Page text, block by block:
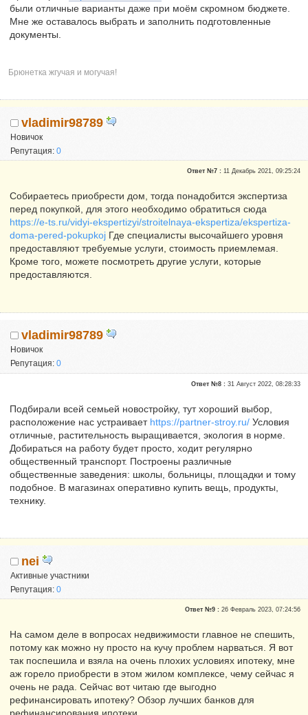
были отличные варианты даже при моём скромном бюджете.
Мне же оставалось выбрать и заполнить подготовленные
документы.
Брюнетка жгучая и могучая!
vladimir98789
Новичок
Репутация:0
Ответ №7 :11 Декабрь 2021, 09:25:24
Собираетесь приобрести дом, тогда понадобится экспертиза
перед покупкой, для этого необходимо обратиться сюда
https://e-ts.ru/vidyi-ekspertizyi/stroitelnaya-ekspertiza/ekspertiza-
doma-pered-pokupkoj Где специалисты высочайшего уровня
предоставляют требуемые услуги, стоимость приемлемая.
Кроме того, можете посмотреть другие услуги, которые
предоставляются.
vladimir98789
Новичок
Репутация:0
Ответ №8 :31 Август 2022, 08:28:33
Подбирали всей семьей новостройку, тут хороший выбор,
расположение нас устраивает https://partner-stroy.ru/ Условия
отличные, растительность выращивается, экология в норме.
Добираться на работу будет просто, ходит регулярно
общественный транспорт. Построены различные
общественные заведения: школы, больницы, площадки и тому
подобное. В магазинах оперативно купить вещь, продукты,
технику.
nei
Активные участники
Репутация:0
Ответ №9 :26 Февраль 2023, 07:24:56
На самом деле в вопросах недвижимости главное не спешить,
потому как можно ну просто на кучу проблем нарваться. Я вот
так поспешила и взяла на очень плохих условиях ипотеку, мне
аж горело приобрести в этом жилом комплексе, чему сейчас я
очень не рада. Сейчас вот читаю где выгодно
рефинансировать ипотеку? Обзор лучших банков для